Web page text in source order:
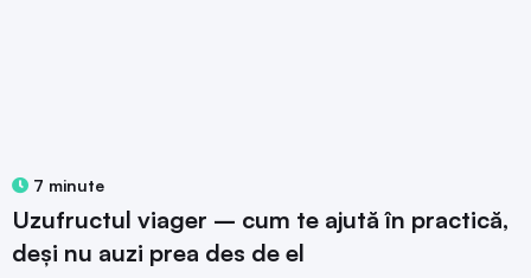
7 minute
Uzufructul viager – cum te ajută în practică,
deși nu auzi prea des de el